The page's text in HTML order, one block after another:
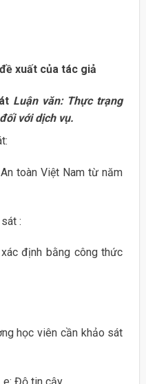
xuất của tác giả
Luận văn: Thực trạng
với dịch vụ.
toàn Việt Nam từ năm
:
định bằng công thức
học viên cần khảo sát